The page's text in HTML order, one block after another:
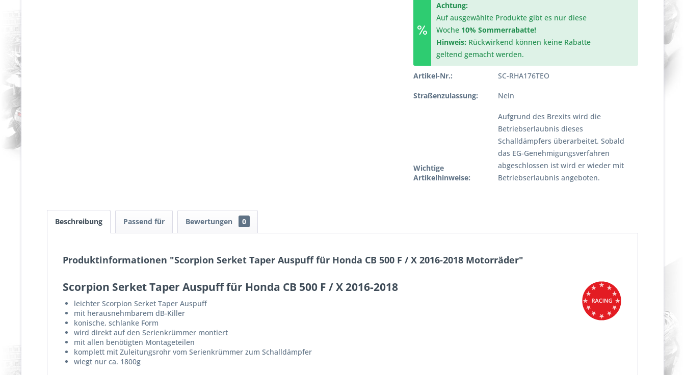
Achtung:
Auf ausgewählte Produkte gibt es nur diese
Woche 10% Sommerrabatte!
Hinweis: Rückwirkend können keine Rabatte
geltend gemacht werden.
Artikel-Nr.: SC-RHA176TEO
Straßenzulassung: Nein
Wichtige
Artikelhinweise:
Aufgrund des Brexits wird die
Betriebserlaubnis dieses
Schalldämpfers überarbeitet. Sobald
das EG-Genehmigungsverfahren
abgeschlossen ist wird er wieder mit
Betriebserlaubnis angeboten.
Beschreibung Passend für Bewertungen 0
Produktinformationen "Scorpion Serket Taper Auspuff für Honda CB 500 F / X 2016-2018 Motorräder"
Scorpion Serket Taper Auspuff für Honda CB 500 F / X 2016-2018
leichter Scorpion Serket Taper Auspuff
mit herausnehmbarem dB-Killer
konische, schlanke Form
wird direkt auf den Serienkrümmer montiert
mit allen benötigten Montageteilen
komplett mit Zuleitungsrohr vom Serienkrümmer zum Schalldämpfer
wiegt nur ca. 1800g